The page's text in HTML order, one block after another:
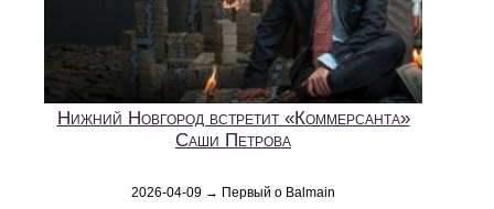
Нижний Новгород встретит «Коммерсанта»
Саши Петрова
2026-04-09 → Первый о Balmain